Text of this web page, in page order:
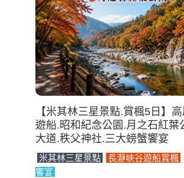
【米其林三星景點.賞楓5日】
遊船.昭和紀念公園.月之石紅葉
大道.秩父神社.三大螃蟹饗宴
米其林三星景點 長瀞峽谷遊船賞楓
饗宴